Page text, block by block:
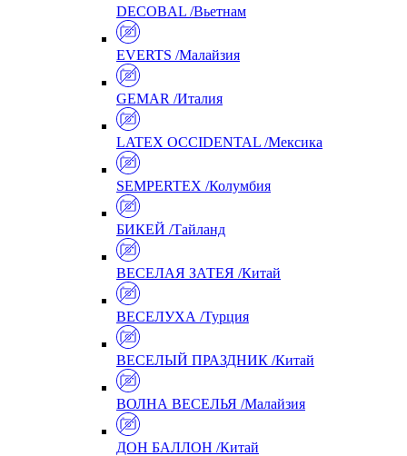
DECOBAL /Вьетнам
EVERTS /Малайзия
GEMAR /Италия
LATEX OCCIDENTAL /Мексика
SEMPERTEX /Колумбия
БИКЕЙ /Тайланд
ВЕСЕЛАЯ ЗАТЕЯ /Китай
ВЕСЕЛУХА /Турция
ВЕСЕЛЫЙ ПРАЗДНИК /Китай
ВОЛНА ВЕСЕЛЬЯ /Малайзия
ДОН БАЛЛОН /Китай